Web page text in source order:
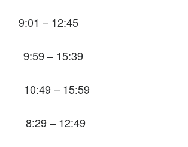
9:01 – 12:45
9:59 – 15:39
า 10:49 – 15:59
า 8:29 – 12:49